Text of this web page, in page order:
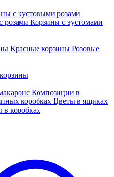
с кустовыми розами
розами Корзины с эустомами
Красные корзины Розовые
Композиции в
коробках Цветы в ящиках
в коробках